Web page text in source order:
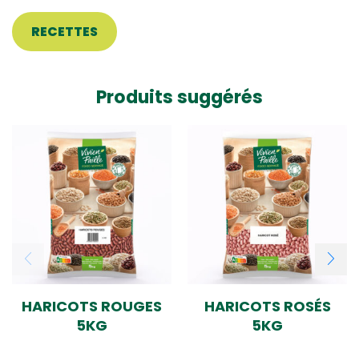
RECETTES
Produits suggérés
HARICOTS ROUGES
5KG
HARICOTS ROSÉS
5KG